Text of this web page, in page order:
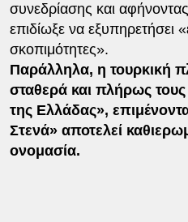
συνεδρίασης και
επιδίωξε να εξυπηρετήσει
σκοπιμότητες».
Παράλληλα, η τουρκική
σταθερά και πλήρως
της Ελλάδας»,
Στενά» αποτελεί
ονομασία.